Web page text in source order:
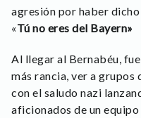
agresión por haber
«Tú no eres del Bayern»
Al llegar al Bernabéu,
más rancia, ver a grupos
con el saludo nazi
aficionados de un